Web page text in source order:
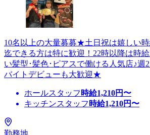
10名以上の大量募募★土日祝は嬉しい
迄できる方は特に歓迎！22時以降は時
い髪型･髪色･ピアスで働ける人気店♪
バイトデビューも大歓迎★
ホールスタッフ 時給1,210円〜
キッチンスタッフ 時給1,210円〜
勤務地